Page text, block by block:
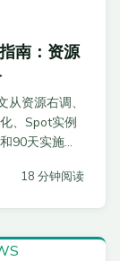
南：资源
资源右调、
、Spot实例
90天实施路
18 分钟阅读